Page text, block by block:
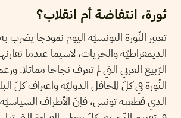
ثورة، انتفاضة أم انقلاب؟
تعتبر الثّورة التونسيّة اليوم نموذجا يضرب
الديمقراطيّة والحريات، لاسيما عندما
الرّبيع العربي التي لم تعرف نجاحا مماثلا.
الثّورة في كلّ المحافل الدوليّة واعتراف كلّ
الذي قطعته تونس، فإنّ الأطراف